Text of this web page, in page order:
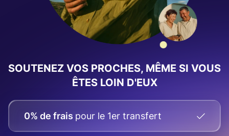
SOUTENEZ VOS PROCHES, MÊME SI VOUS
ÊTES LOIN D'EUX
0% de frais pour le 1er transfert